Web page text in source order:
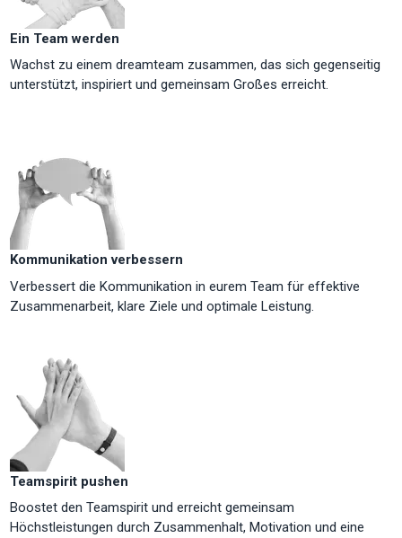
Ein Team werden
Wachst zu einem dreamteam zusammen, das sich gegenseitig
unterstützt, inspiriert und gemeinsam Großes erreicht.
Kommunikation verbessern
Verbessert die Kommunikation in eurem Team für effektive
Zusammenarbeit, klare Ziele und optimale Leistung.
Teamspirit pushen
Boostet den Teamspirit und erreicht gemeinsam
Höchstleistungen durch Zusammenhalt, Motivation und eine